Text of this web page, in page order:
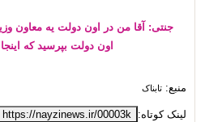
جنتی: آقا من در اون دولت یه معاون
اون دولت بپرسید که
منبع: تابناک
لینک کوتاه: https://nayzinews.ir/00003k